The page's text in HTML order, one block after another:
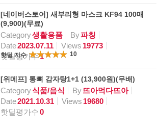
[네이버스토어] 새부리형 마스크 KF94 100매
(9,900)(무료)
Category생활용품 By파칭
Date2023.07.11 Views 19773
핫딜평가수1
핫딜 지수 10
[위메프] 통뼈 감자탕1+1 (13,900원)(무배)
Category식품/음식 By뜨아먹다뜨아
Date2021.10.31 Views 19680
핫딜평가수0